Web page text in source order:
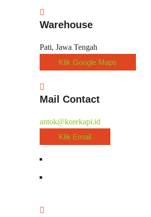
Warehouse
Pati, Jawa Tengah
Klik Google Maps
Mail Contact
antok@korekapi.id
Klik Email